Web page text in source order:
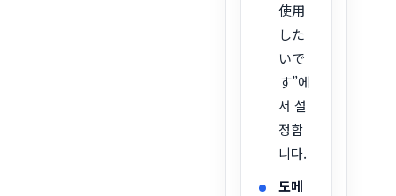
使用
した
いで
す”에
서 설
정합
니다.
도메